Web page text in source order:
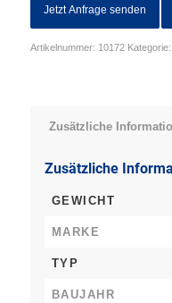
Jetzt Anfrage senden
Artikelnummer: 10172 Kategorie:
Zusätzliche
Zusätzliche
GEWICHT
MARKE
TYP
BAUJAHR